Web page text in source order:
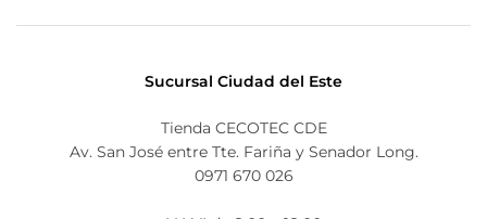
Sucursal Ciudad del Este
Tienda CECOTEC CDE
Av. San José entre Tte. Fariña y Senador Long.
0971 670 026